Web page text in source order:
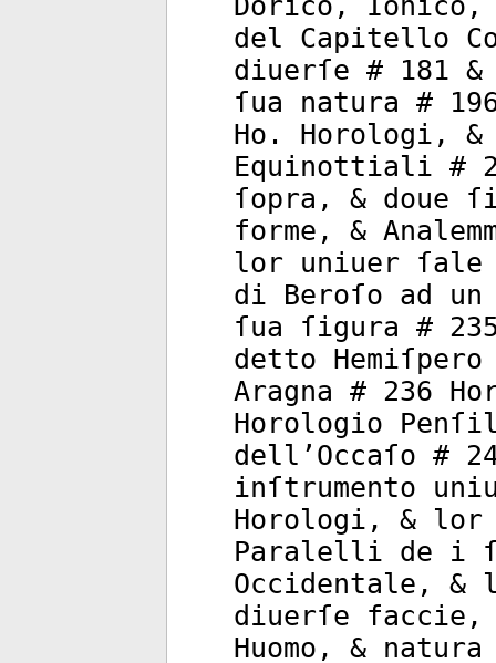
del Capitello
diuerſe # 181
ſua natura #
Ho. Horologi,
Equinottiali #
ſopra, & doue
forme, &
lor uniuer ſale
di Beroſo ad
ſua ſigura #
detto
Aragna # 236
Horologio
dell’Occaſo #
inſtrumento
Horologi, & lor
Paralelli de i
Occidentale, &
diuerſe faccie,
Huomo, &